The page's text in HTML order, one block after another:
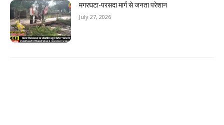
मगरघटा-परसदा मार्ग से जनता परेशान
July 27, 2026